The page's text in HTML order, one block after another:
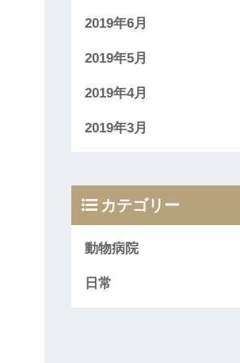
2019年6月
2019年5月
2019年4月
2019年3月
カテゴリー
動物病院
日常